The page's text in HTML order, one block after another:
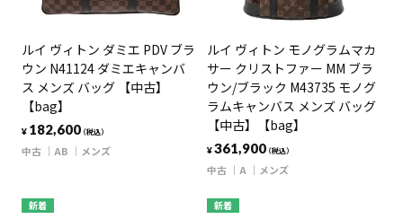
ルイ ヴィトン ダミエ PDV ブラ
ウン N41124 ダミエキャンバ
ス メンズ バッグ 【中古】
【bag】
¥ 182,600（税込）
中古 AB メンズ
ルイ ヴィトン モノグラムマカ
サー クリストファー MM ブラ
ウン/ブラック M43735 モノグ
ラムキャンバス メンズ バッグ
【中古】【bag】
¥361,900（税込）
中古 A メンズ
新着 新着